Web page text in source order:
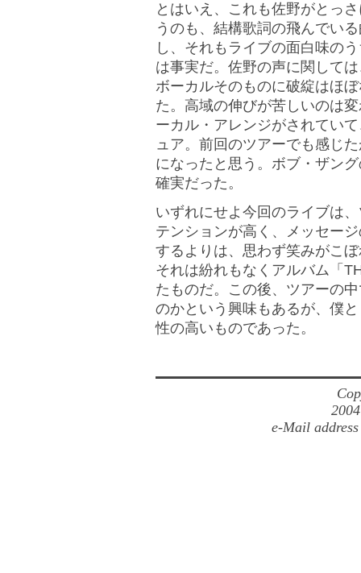
とはいえ、これも佐野がとっ
うのも、結構歌詞の飛んでい
し、それもライブの面白味の
は事実だ。佐野の声に関して
ボーカルそのものに破綻はほ
た。高域の伸びが苦しいのは
ーカル・アレンジがされてい
ュア。前回のツアーでも感じ
になったと思う。ボブ・ザン
確実だった。
いずれにせよ今回のライブは
テンションが高く、メッセー
するよりは、思わず笑みがこ
それは紛れもなくアルバム「
たものだ。この後、ツアーの
のかという興味もあるが、僕
性の高いものであった。
e-Mail